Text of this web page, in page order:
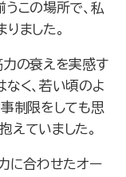
この場所で、私
ました。
の衰えを実感す
なく、若い頃のよ
事制限をしても思
えていました。
に合わせたオー